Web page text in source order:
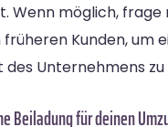
Wenn möglich, frage
Kunden, um
des Unternehmens
Beiladung für deinen